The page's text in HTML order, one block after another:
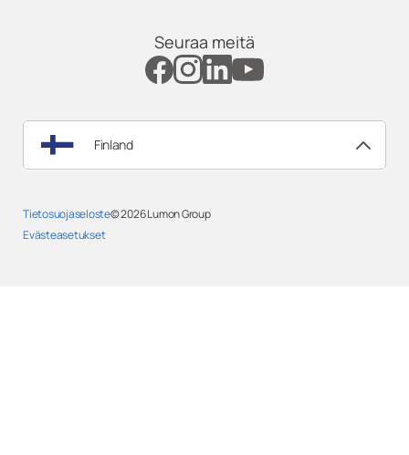
Seuraa meitä
Finland
Tietosuojaseloste
Evästeasetukset
© 2026Lumon Group